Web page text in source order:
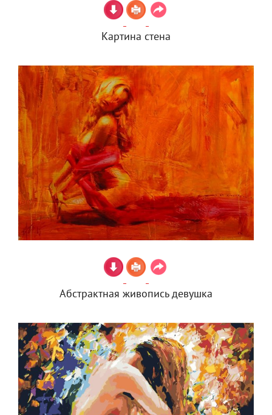
Картина стена
Абстрактная живопись девушка